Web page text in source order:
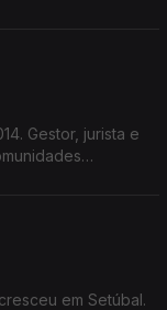
Gestor, jurista e
em Setúbal.